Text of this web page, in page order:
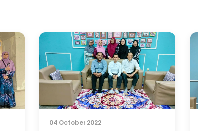
04 October 2022